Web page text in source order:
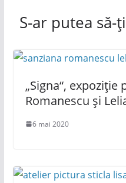
S-ar putea să-
„Signa“, expoziție
Romanescu și
6 mai 2020